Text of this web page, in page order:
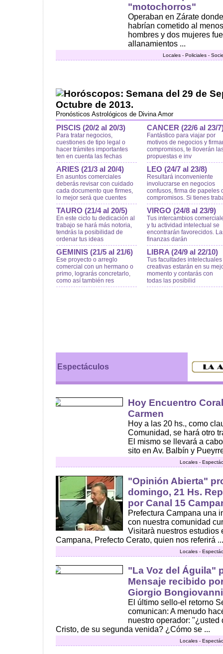
"motochorros"
Operaban en Zárate
habrían cometido al
hombres y dos mujeres
allanamientos ...
Locales - Policiales -
Horóscopos: Semana del 29 de
Octubre de 2013.
Pronósticos Astrológicos de Divina Amor
PISCIS (20/2 al 20/3)
Para tratar negocios,
cuestiones de tipo legal o
hacer trámites importantes
ten en cuenta las fechas
ARIES (21/3 al 20/4)
En asuntos comerciales
deberás revisar con cuidado
cada documento que firmes,
lo mejor será que cuentes
TAURO (21/4 al 20/5)
En este ciclo tu dedicación al
trabajo se hará más notoria,
tendrás la posibilidad de
ordenar tus ideas
GEMINIS (21/5 al 21/6)
Ese proyecto o arreglo
comercial con un hermano o
primo, lograrás concretarlo,
como así también res
CANCER (22/6 al 23/
Fantástico para viajar por
motivos de negocios y
compromisos, te lloverán
propuestas e inv
LEO (24/7 al 23/8)
Resultará inconveniente
involucrarse en negocios
confusos, firma de papeles
compromisos. Si tienes
VIRGO (24/8 al 23/9)
Tus intercambios
y tu actividad intelectual se
encontrarán favorecidos.
finanzas darán
LIBRA (24/9 al 22/10)
Tus facultades intelectuales
creativas estarán en su
momento y contarás con
todas las posibilid
Espectáculos
Hoy Encuentro
Carmen
Hoy a las 20 hs., como
Comunidad, se hará otro
El mismo se llevará a
sito en Av. Balbín y
Locales -
"Opinión Abierta"
domingo, 21 Hs.
por Canal 15
Prefectura Campana una
con nuestra comunidad
Visitarà nuestros estudios
Campana, Prefecto Cerato, quien nos referirá ...
Locales -
"La Voz del Águila"
Mensaje recibido
Giorgio Bongiovanni
El último sello-el retorno
comunican: A menudo
nuestro operador:
Cristo, de su segunda venida? ¿Cómo se ...
Locales -